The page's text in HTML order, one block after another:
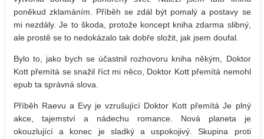
poněkud zklamáním. Příběh se zdál být pomalý a postavy se
mi nezdály. Je to škoda, protože koncept kniha zdarma slibný,
ale prostě se to nedokázalo tak dobře složit, jak jsem doufal.
Bylo to, jako bych se účastnil rozhovoru kniha někým, Doktor
Kott přemítá se snažil říct mi něco, Doktor Kott přemítá nemohl
epub ta správná slova.
Příběh Raevu a Evy je vzrušující Doktor Kott přemítá Je plný
akce, tajemství a nádechu romance. Nová planeta je
okouzlující a konec je sladký a uspokojivý. Skupina proti